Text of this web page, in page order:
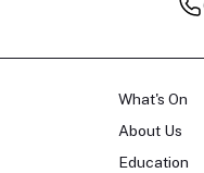
What's On
About Us
Education